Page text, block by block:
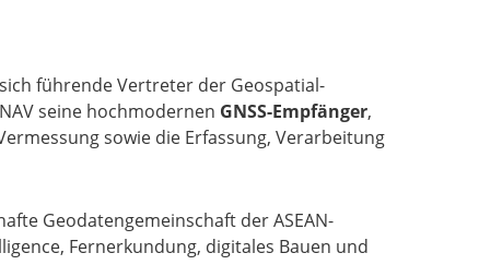
führende Vertreter der Geospatial-
seine hochmodernen GNSS-Empfänger,
sowie die Erfassung, Verarbeitung
Geodatengemeinschaft der ASEAN-
Fernerkundung, digitales Bauen und